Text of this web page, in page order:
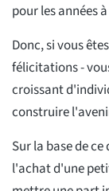
pour les années
Donc, si vous
félicitations -
croissant
construire
Sur la base de
l'achat d'une